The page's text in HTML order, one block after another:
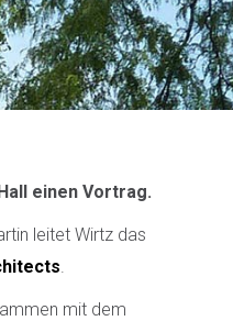
einen Vortrag.
leitet Wirtz das
.
mit dem